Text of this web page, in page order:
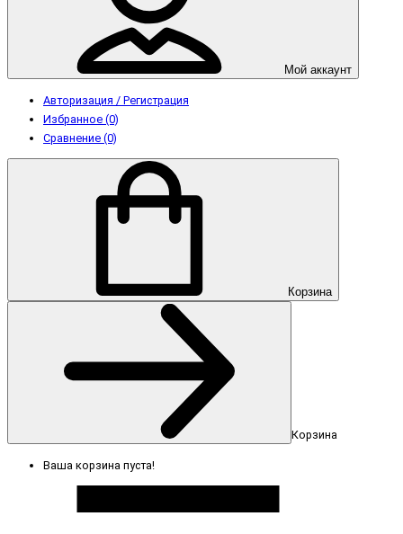
Мой аккаунт
Авторизация / Регистрация
Избранное (0)
Сравнение (0)
Корзина
Корзина
Ваша корзина пуста!